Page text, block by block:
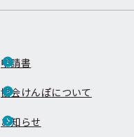
申請書
協会けんぽについて
お知らせ